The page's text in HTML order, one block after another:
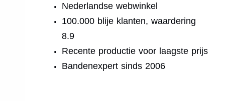
Nederlandse webwinkel
100.000 blije klanten, waardering
8.9
Recente productie voor laagste prijs
Bandenexpert sinds 2006